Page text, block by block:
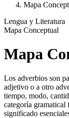
Mapa
Lengua y Literatura
Mapa Conceptual
Mapa
Los adverbios son
adjetivo o a otro
tiempo, modo,
categoría gramatical
significado